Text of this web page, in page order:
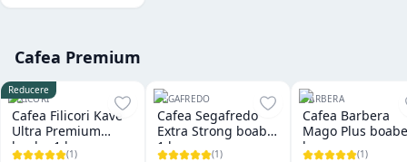
Cafea Premium
Reducere
FILICORI
Cafea Filicori Kave
Ultra Premium
boabe 1 kg
(1)
SEGAFREDO
Cafea Segafredo
Extra Strong boabe
1 kg
(1)
BARBERA
Cafea Barbera
Mago Plus
kg
(1)